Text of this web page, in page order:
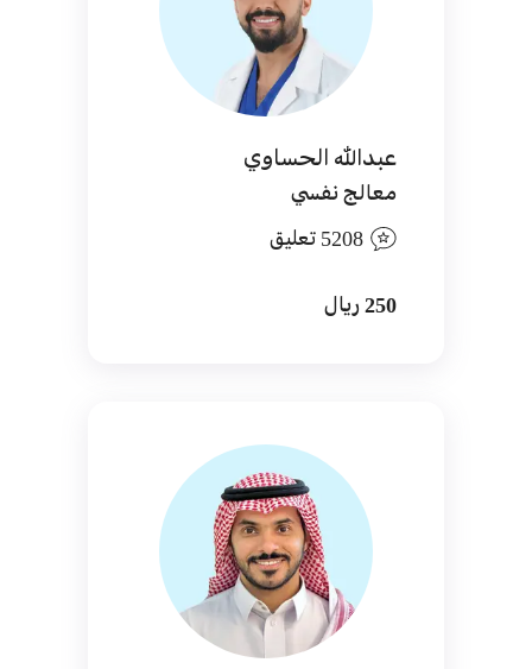
عبدالله الحساوي
معالج نفسي
5208 تعليق
250 ريال